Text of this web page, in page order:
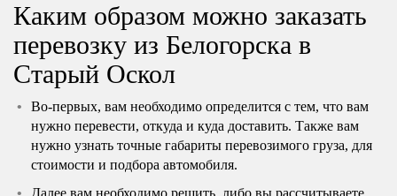
Каким образом можно заказать
перевозку из Белогорска в
Старый Оскол
Во-первых, вам необходимо определится с тем, что вам
нужно перевести, откуда и куда доставить. Также вам
нужно узнать точные габариты перевозимого груза, для
стоимости и подбора автомобиля.
Далее вам необходимо решить, либо вы рассчитываете